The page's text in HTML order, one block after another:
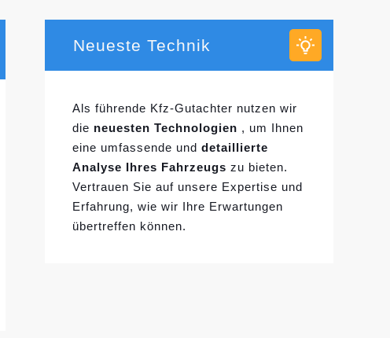
Neueste Technik
Als führende Kfz-Gutachter nutzen wir
die neuesten Technologien , um Ihnen
eine umfassende unddetaillierte
Analyse Ihres Fahrzeugs zu bieten.
Vertrauen Sie auf unsere Expertise und
Erfahrung, wie wir Ihre Erwartungen
übertreffen können.